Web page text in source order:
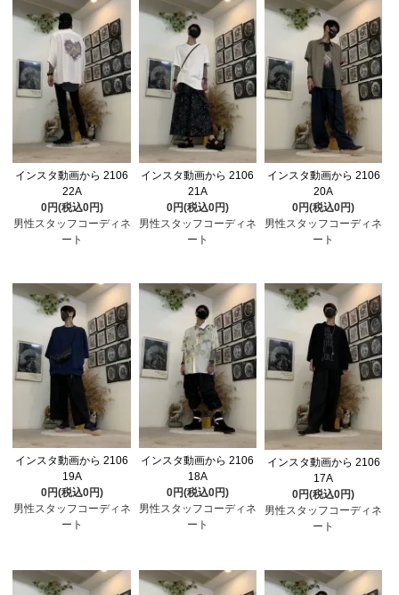
インスタ動画から 2106
22A
0円(税込0円)
男性スタッフコーディネ
ート
インスタ動画から 2106
21A
0円(税込0円)
男性スタッフコーディネ
ート
インスタ動画から 2106
20A
0円(税込0円)
男性スタッフコーディネ
ート
インスタ動画から 2106
19A
0円(税込0円)
男性スタッフコーディネ
ート
インスタ動画から 2106
18A
0円(税込0円)
男性スタッフコーディネ
ート
インスタ動画から 2106
17A
0円(税込0円)
男性スタッフコーディネ
ート